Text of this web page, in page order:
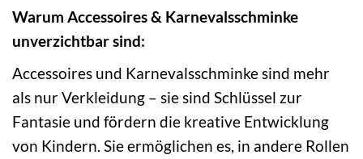
Warum Accessoires & Karnevalsschminke
unverzichtbar sind:
Accessoires und Karnevalsschminke sind mehr
als nur Verkleidung – sie sind Schlüssel zur
Fantasie und fördern die kreative Entwicklung
von Kindern. Sie ermöglichen es, in andere Rollen